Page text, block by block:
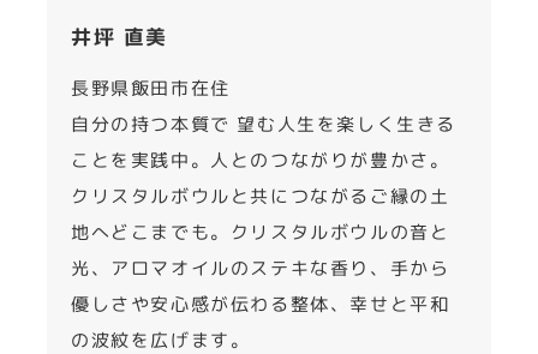
井坪 直美
長野県飯田市在住
自分の持つ本質で 望む人生を楽しく生きる
ことを実践中。人とのつながりが豊かさ。
クリスタルボウルと共につながるご縁の土
地へどこまでも。クリスタルボウルの音と
光、アロマオイルのステキな香り、手から
優しさや安心感が伝わる整体、幸せと平和
の波紋を広げます。